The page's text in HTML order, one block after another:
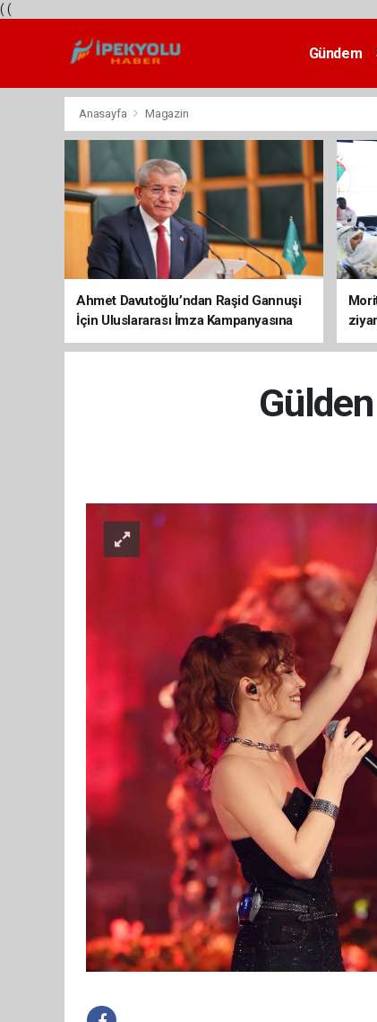
( (
Gündem
Anasayfa Magazin
Ahmet Davutoğlu’ndan Raşid Gannuşi
İçin Uluslararası İmza Kampanyasına
Destek